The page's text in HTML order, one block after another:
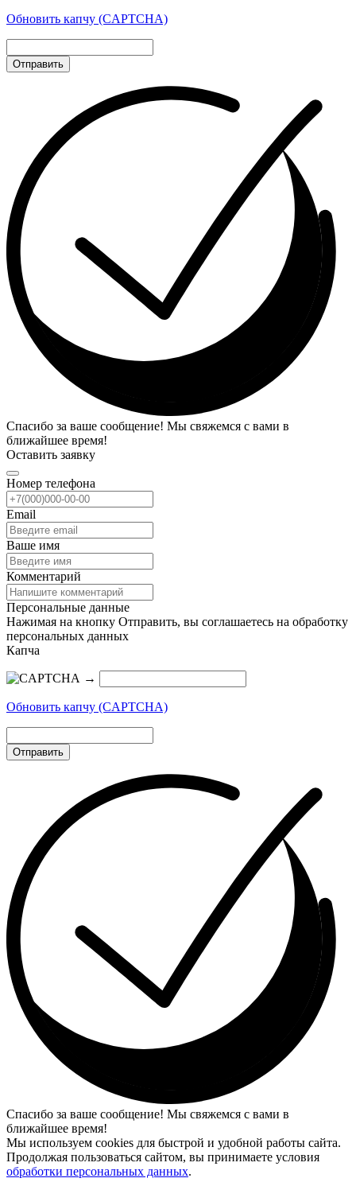
Обновить капчу (CAPTCHA)
Отправить
Спасибо за ваше сообщение! Мы свяжемся с вами в
ближайшее время!
Оставить заявку
Номер телефона
Email
Ваше имя
Комментарий
Персональные данные
Нажимая на кнопку Отправить, вы соглашаетесь на обработку
персональных данных
Капча
→
Обновить капчу (CAPTCHA)
Отправить
Спасибо за ваше сообщение! Мы свяжемся с вами в
ближайшее время!
Мы используем cookies для быстрой и удобной работы сайта.
Продолжая пользоваться сайтом, вы принимаете условия
обработки персональных данных.